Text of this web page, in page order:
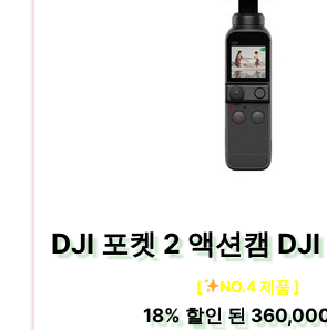
DJI 포켓 2 액션캠
[ NO.4 제품 ]
18%할인 된